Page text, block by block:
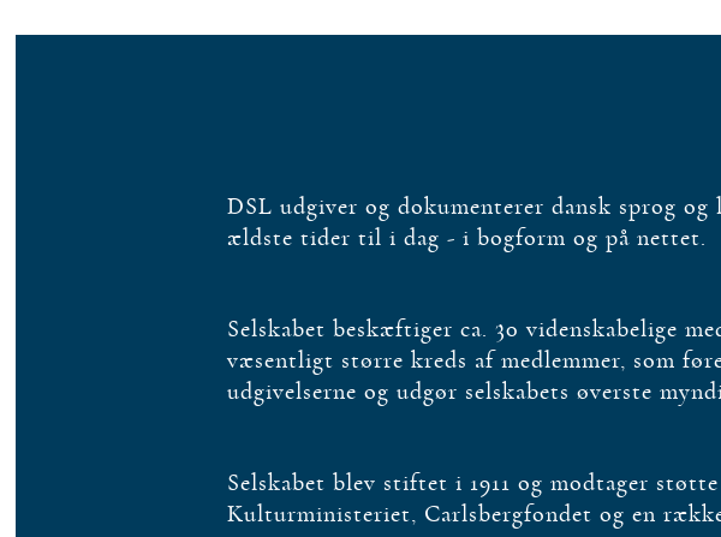
DSL udgiver og dokumenterer dansk sprog
ældste tider til i dag - i bogform og på nettet.
Selskabet beskæftiger ca. 30 videnskabelige
væsentligt større kreds af medlemmer, som
udgivelserne og udgør selskabets øverste
Selskabet blev stiftet i 1911 og modtager
Kulturministeriet, Carlsbergfondet og en